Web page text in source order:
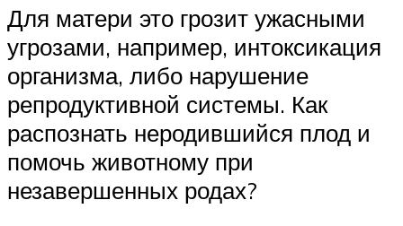
Для матери это грозит ужасными
угрозами, например, интоксикация
организма, либо нарушение
репродуктивной системы. Как
распознать неродившийся плод и
помочь животному при
незавершенных родах?